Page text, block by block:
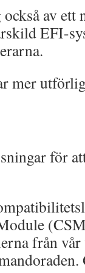
av
EFI-
mer
för
från